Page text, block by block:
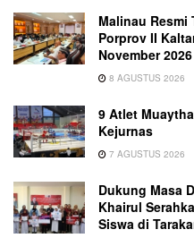
Malinau Resmi
Porprov II
November 2026
8 AGUSTUS 2026
9 Atlet
Kejurnas
7 AGUSTUS 2026
Dukung Masa
Khairul
Siswa di